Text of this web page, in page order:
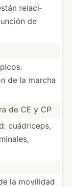
relaci­
de
de la marcha
de CE y CP
cuádri­ceps,
la movilidad